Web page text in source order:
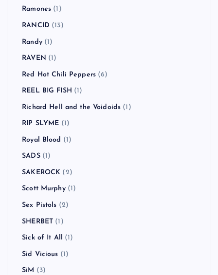
Ramones (1)
RANCID (13)
Randy(1)
RAVEN (1)
Red Hot Chili Peppers (6)
REEL BIG FISH (1)
Richard Hell and the Voidoids (1)
RIP SLYME (1)
Royal Blood (1)
SADS(1)
SAKEROCK (2)
Scott Murphy(1)
Sex Pistols (2)
SHERBET (1)
Sick of It All (1)
Sid Vicious (1)
SiM (3)